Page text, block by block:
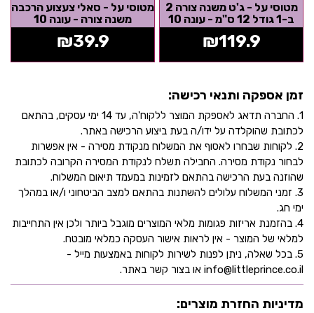
מטוסי על - ג'ט משנה צורה 2
ב-1 גודל 12 ס"מ - עונה 10
₪119.9
מטוסי על - סאלי צעצוע הרכבה
משנה צורה - עונה 10
₪39.9
זמן אספקה ותנאי רכישה:
1. החברה תדאג לאספקת המוצר ללקוח'ה, עד 14 ימי עסקים, בהתאם
לכתובת שהוקלדה על ידו/ה בעת ביצוע הרכישה באתר.
2. לקוחות שבחרו לאסוף את המשלוח מנקודת מסירה - אין אפשרות
לבחור נקודת מסירה. החבילה תשלח לנקודת המסירה הקרובה לכתובת
שהוזנה בעת הרכישה בהתאם לזמינות במעמד תיאום המשלוח.
3. זמני המשלוח עלולים להשתנות בהתאם למצב הביטחוני ו/או במהלך
ימי חג.
4. בהזמנת אריזות פגומות מלאי המוצרים מוגבל ביותר ולכן אין התחייבות
למלאי של המוצר - אין לראות אישור העסקה כמלאי מובטח.
5. בכל שאלה, ניתן לפנות לשירות לקוחות באמצעות מייל -
info@littleprince.co.il או בצור קשר באתר.
מדיניות החזרת מוצרים: